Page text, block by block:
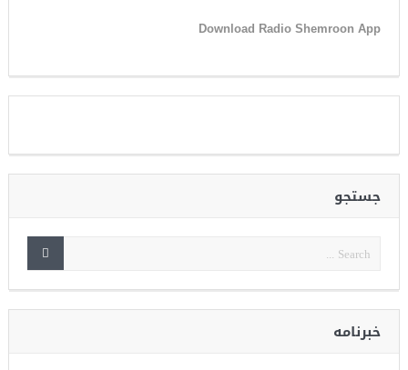
Download Radio Shemroon App
جستجو
خبرنامه